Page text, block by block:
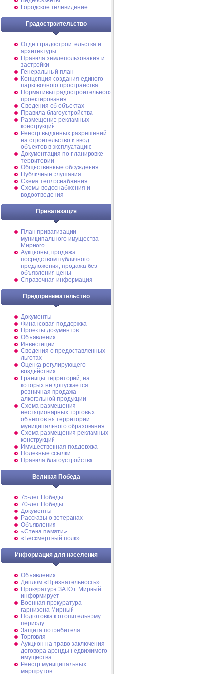
Городское телевидение
Градостроительство
Отдел градостроительства и
архитектуры
Правила землепользования и
застройки
Генеральный план
Концепция создания единого
парковочного пространства
Нормативы градостроительного
проектирования
Сведения об объектах
Правила благоустройства
Размещение рекламных
конструкций
Реестр выданных разрешений
на строительство и ввод
объектов в эксплуатацию
Документация по планировке
территории
Общественные обсуждения
Публичные слушания
Схема теплоснабжения
Схемы водоснабжения и
водоотведения
Приватизация
План приватизации
муниципального имущества
Мирного
Аукционы, продажа
посредством публичного
предложения, продажа без
объявления цены
Справочная информация
Предпринимательство
Документы
Финансовая поддержка
Проекты документов
Объявления
Инвестиции
Сведения о предоставленных
льготах
Оценка регулирующего
воздействия
Границы территорий, на
которых не допускается
розничная продажа
алкогольной продукции
Схема размещения
нестационарных торговых
объектов на территории
муниципального образования
Схема размещения рекламных
конструкций
Имущественная поддержка
Полезные ссылки
Правила благоустройства
Великая Победа
75-лет Победы
70-лет Победы
Документы
Рассказы о ветеранах
Объявления
«Стена памяти»
«Бессмертный полк»
Информация для населения
Объявления
Диплом «Признательность»
Прокуратура ЗАТО г. Мирный
информирует
Военная прокуратура
гарнизона Мирный
Подготовка к отопительному
периоду
Защита потребителя
Торговля
Аукцион на право заключения
договора аренды недвижимого
имущества
Реестр муниципальных
маршрутов